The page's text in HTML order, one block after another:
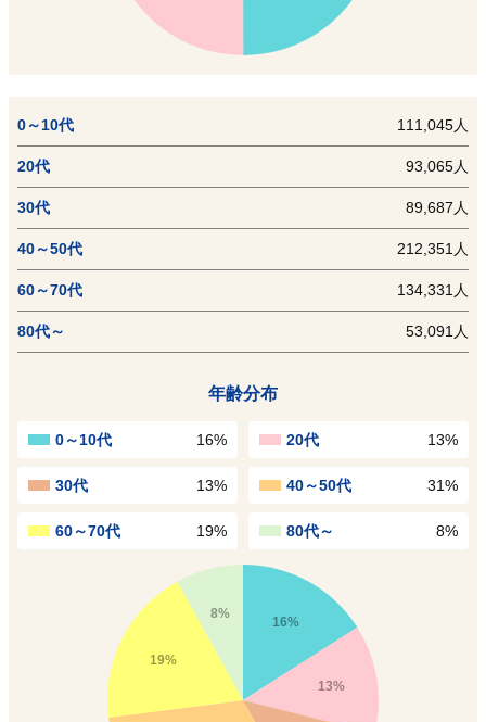
0～10代 111,045人
20代 93,065人
30代 89,687人
40～50代 212,351人
60～70代 134,331人
80代～ 53,091人
年齢分布
0～10代 16% 20代 13%
30代 13% 40～50代 31%
60～70代 19% 80代～ 8%
16%
13%
19%
8%